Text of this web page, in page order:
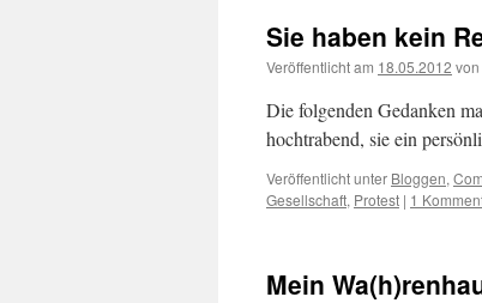
Sie haben kein
Veröffentlicht am 18.05.2012 von
Die folgenden Gedanken
hochtrabend, sie ein
Veröffentlicht unter Bloggen,
Gesellschaft, Protest | 1
Mein